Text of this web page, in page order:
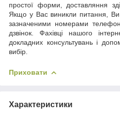
простої форми, доставляння
Якщо у Вас виникли питання,
зазначеними номерами
дзвінок. Фахівці нашого
докладних консультувань і
вибір.
Приховати
Характеристики